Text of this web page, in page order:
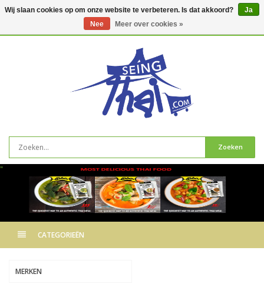
Zoeken
"
CATEGORIEËN
MERKEN
Wij slaan cookies op om onze website te verbeteren. Is dat akkoord?
Ja
Nee
Meer over cookies »